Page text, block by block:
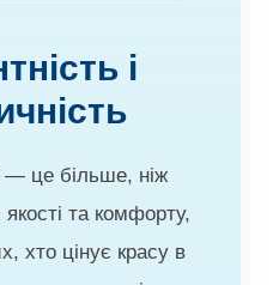
і
це більше, ніж
та комфорту,
хто цінує красу в